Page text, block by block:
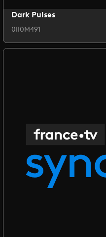
Dark Pulses
0II0M491